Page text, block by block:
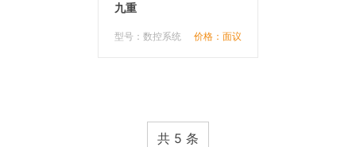
九重
型号：数控系统 价格：面议
共 5 条